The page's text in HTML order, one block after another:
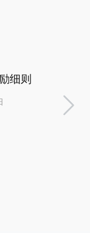
细则